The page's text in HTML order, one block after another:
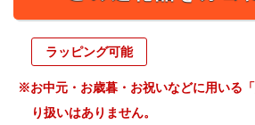
ラッピング可能
※お中元・お歳暮・お祝いなどに用いる
り扱いはありません。